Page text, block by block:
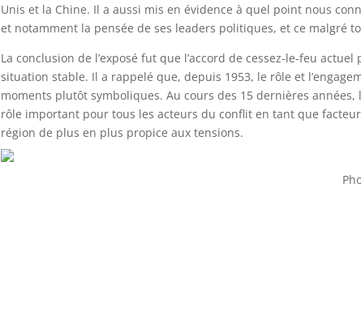
Unis et la Chine. Il a aussi mis en évidence à quel point nous
et notamment la pensée de ses leaders politiques, et ce malgré
La conclusion de l’exposé fut que l’accord de cessez-le-feu
situation stable. Il a rappelé que, depuis 1953, le rôle et
moments plutôt symboliques. Au cours des 15 dernières années,
rôle important pour tous les acteurs du conflit en tant que
région de plus en plus propice aux tensions.